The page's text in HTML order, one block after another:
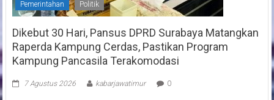
Pemerintahan Politik
Dikebut 30 Hari, Pansus DPRD Surabaya Matangkan
Raperda Kampung Cerdas, Pastikan Program
Kampung Pancasila Terakomodasi
7 Agustus 2026 kabarjawatimur 0